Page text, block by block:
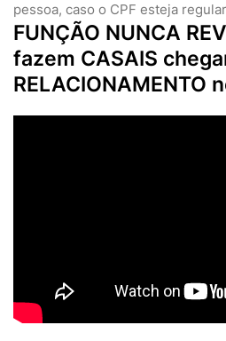
pessoa, caso o CPF esteja
FUNÇÃO NUNCA
fazem CASAIS
RELACIONAMENTO